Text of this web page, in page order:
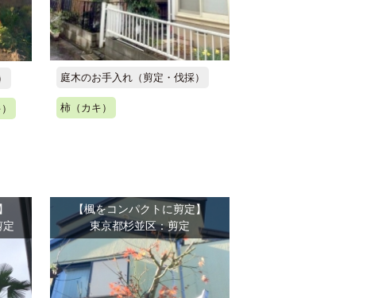
庭木のお手入れ（剪定・伐採）
柿（カキ）
定
【楓をコンパクトに剪定】
東京都杉並区：剪定